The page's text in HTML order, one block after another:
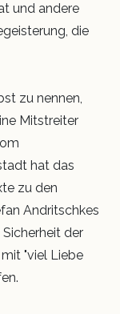
und andere
die
zu nennen,
Mitstreiter
hat das
zu den
Andritschkes
der
"viel Liebe